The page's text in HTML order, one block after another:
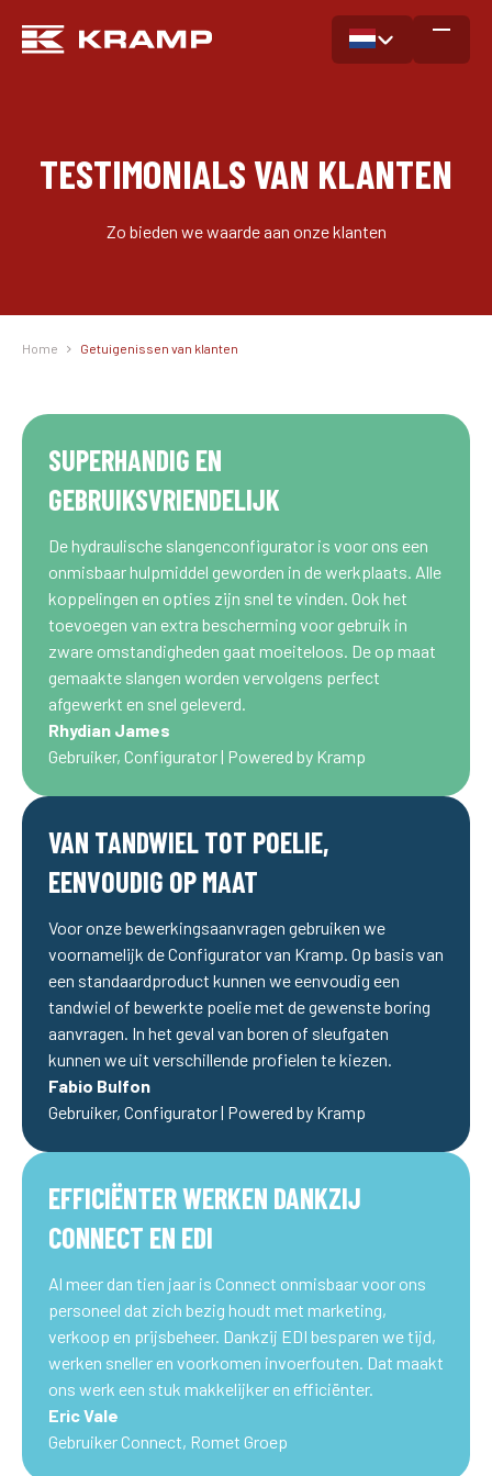
TESTIMONIALS VAN KLANTEN
Zo bieden we waarde aan onze klanten
Home Getuigenissen van klanten
SUPERHANDIG EN
GEBRUIKSVRIENDELIJK
De hydraulische slangenconfigurator is voor ons een
onmisbaar hulpmiddel geworden in de werkplaats. Alle
koppelingen en opties zijn snel te vinden. Ook het
toevoegen van extra bescherming voor gebruik in
zware omstandigheden gaat moeiteloos. De op maat
gemaakte slangen worden vervolgens perfect
afgewerkt en snel geleverd.
Rhydian James
Gebruiker, Configurator | Powered by Kramp
VAN TANDWIEL TOT POELIE,
EENVOUDIG OP MAAT
Voor onze bewerkingsaanvragen gebruiken we
voornamelijk de Configurator van Kramp. Op basis van
een standaardproduct kunnen we eenvoudig een
tandwiel of bewerkte poelie met de gewenste boring
aanvragen. In het geval van boren of sleufgaten
kunnen we uit verschillende profielen te kiezen.
Fabio Bulfon
Gebruiker, Configurator | Powered by Kramp
EFFICIËNTER WERKEN DANKZIJ
CONNECT EN EDI
Al meer dan tien jaar is Connect onmisbaar voor ons
personeel dat zich bezig houdt met marketing,
verkoop en prijsbeheer. Dankzij EDI besparen we tijd,
werken sneller en voorkomen invoerfouten. Dat maakt
ons werk een stuk makkelijker en efficiënter.
Eric Vale
Gebruiker Connect, Romet Groep